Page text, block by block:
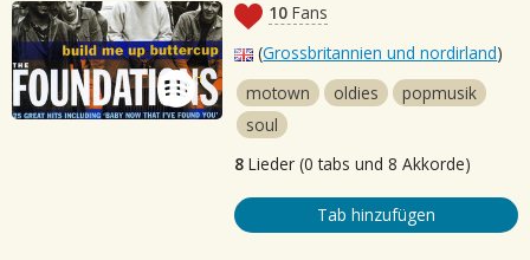
10 Fans
(Grossbritannien und nordirland)
motown
oldies
popmusik
soul
8 Lieder (0 tabs und 8 Akkorde)
Tab hinzufügen